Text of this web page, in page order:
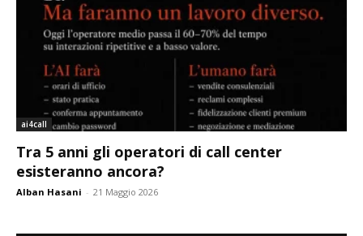
ai4call
Tra 5 anni gli operatori di call center
esisteranno ancora?
Alban Hasani - 21 Maggio 2026